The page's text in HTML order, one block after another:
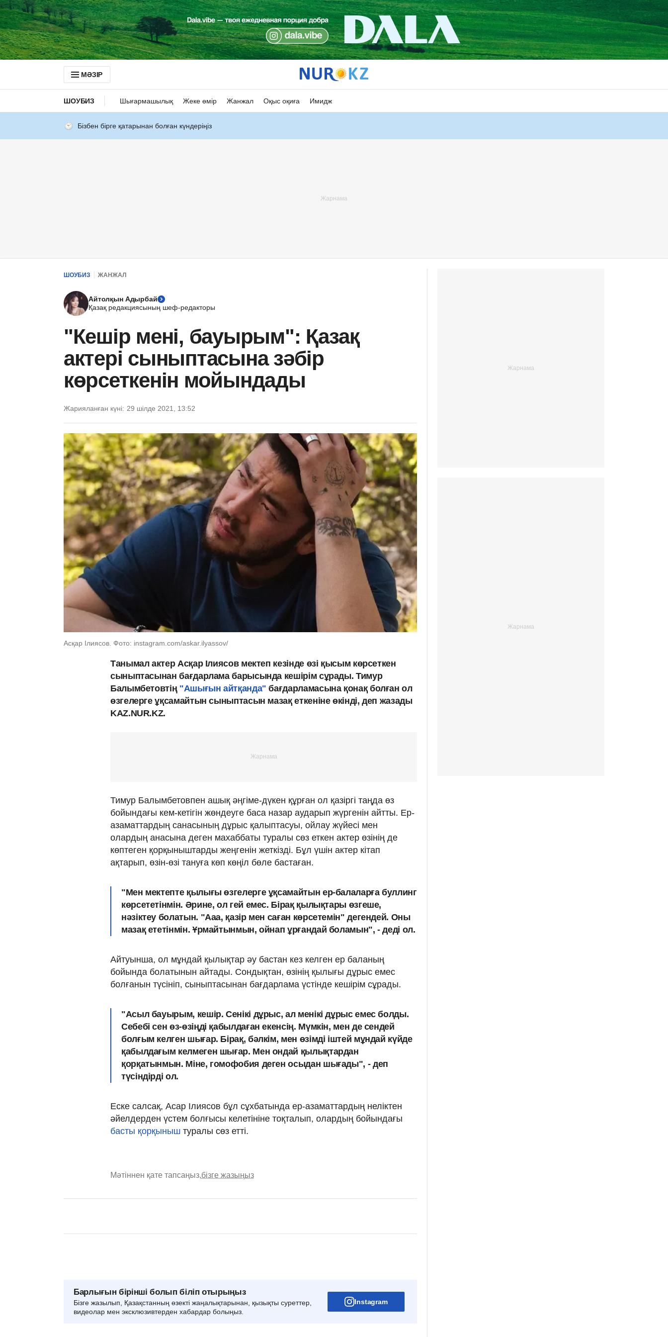
МӘЗІР
ШОУБИЗ Шығармашылық Жеке өмір Жанжал Оқыс оқиға Имидж
Бізбен бірге қатарынан болған күндеріңіз
ШОУБИЗ ЖАНЖАЛ
Айтолқын Адырбай
Қазақ редакциясының шеф-редакторы
"Кешір мені, бауырым": Қазақ
актері сыныптасына зәбір
көрсеткенін мойындады
Жарияланған күні: 29 шілде 2021, 13:52
Асқар Ілиясов. Фото: instagram.com/askar.ilyassov/
Танымал актер Асқар Ілиясов мектеп кезінде өзі қысым көрсеткен
сыныптасынан бағдарлама барысында кешірім сұрады. Тимур
Балымбетовтің "Ашығын айтқанда" бағдарламасына қонақ болған ол
өзгелерге ұқсамайтын сыныптасын мазақ еткеніне өкінді, деп жазады
KAZ.NUR.KZ.
Тимур Балымбетовпен ашық әңгіме-дүкен құрған ол қазіргі таңда өз
бойындағы кем-кетігін жөндеуге баса назар аударып жүргенін айтты. Ер-
азаматтардың санасының дұрыс қалыптасуы, ойлау жүйесі мен
олардың анасына деген махаббаты туралы сөз еткен актер өзінің де
көптеген қорқыныштарды жеңгенін жеткізді. Бұл үшін актер кітап
ақтарып, өзін-өзі тануға көп көңіл бөле бастаған.
"Мен мектепте қылығы өзгелерге ұқсамайтын ер-балаларға буллинг
көрсететінмін. Әрине, ол гей емес. Бірақ қылықтары өзгеше,
нәзіктеу болатын. "Ааа, қазір мен саған көрсетемін" дегендей. Оны
мазақ ететінмін. Ұрмайтынмын, ойнап ұрғандай боламын", - деді ол.
Айтуынша, ол мұндай қылықтар әу бастан кез келген ер баланың
бойында болатынын айтады. Сондықтан, өзінің қылығы дұрыс емес
болғанын түсініп, сыныптасынан бағдарлама үстінде кешірім сұрады.
"Асыл бауырым, кешір. Сенікі дұрыс, ал менікі дұрыс емес болды.
Себебі сен өз-өзіңді қабылдаған екенсің. Мүмкін, мен де сендей
болғым келген шығар. Бірақ, бәлкім, мен өзімді іштей мұндай күйде
қабылдағым келмеген шығар. Мен ондай қылықтардан
қорқатынмын. Міне, гомофобия деген осыдан шығады", - деп
түсіндірді ол.
Еске салсақ, Асар Ілиясов бұл сұхбатында ер-азаматтардың неліктен
әйелдерден үстем болғысы келетініне тоқталып, олардың бойындағы
басты қорқыныш туралы сөз етті.
Мәтіннен қате тапсаңыз,бізге жазыңыз
Барлығын бірінші болып біліп отырыңыз
Бізге жазылып, Қазақстанның өзекті жаңалықтарынан, қызықты суреттер,
видеолар мен эксклюзивтерден хабардар болыңыз.
Instagram